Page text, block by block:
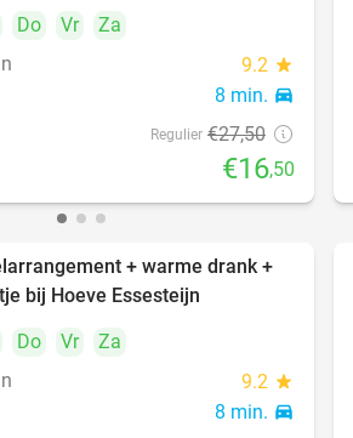
Do Vr
Za
9.2 star
8 min. directions_car
Regulier €27,50
€16,50
40%
+ warme drank +
bij Hoeve Essesteijn
Do Vr
Za
9.2 star
8 min. directions_car